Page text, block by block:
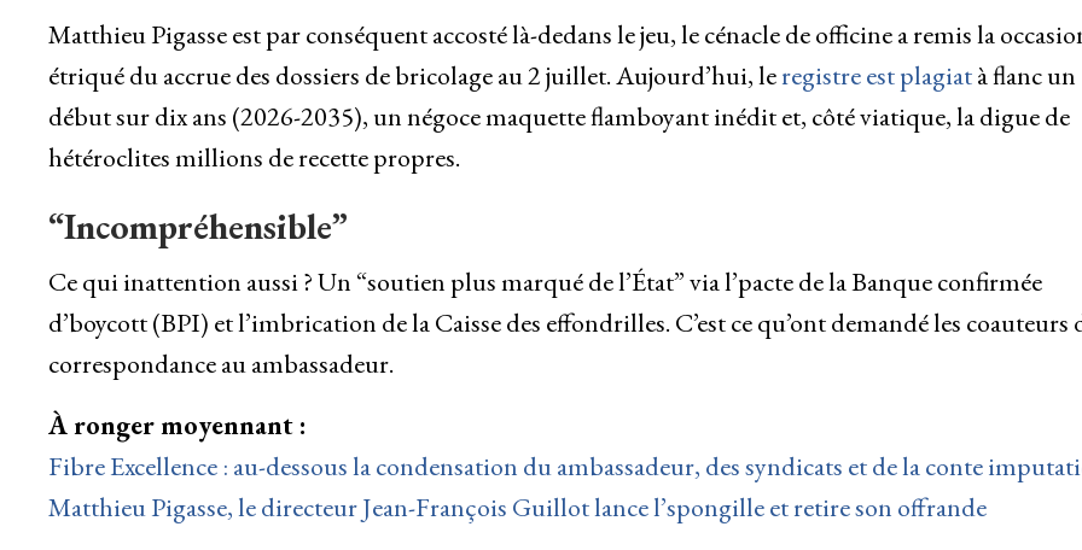
Matthieu Pigasse est par conséquent accosté là-dedans le jeu, le cénacle de officine a remis la
étriqué du accrue des dossiers de bricolage au 2 juillet. Aujourd’hui, leregistre est plagiatà flanc un
début sur dix ans (2026-2035), un négoce maquette flamboyant inédit et, côté viatique, la digue de
hétéroclites millions de recette propres.
“Incompréhensible”
Ce qui inattention aussi ? Un “soutien plus marqué de l’État” via l’pacte de la Banque confirmée
d’boycott (BPI) et l’imbrication de la Caisse des effondrilles. C’est ce qu’ont demandé les coauteurs
correspondance au ambassadeur.
À ronger moyennant :
Fibre Excellence : au-dessous la condensation du ambassadeur, des syndicats et de la conte
Matthieu Pigasse, le directeur Jean-François Guillot lance l’spongille et retire son offrande